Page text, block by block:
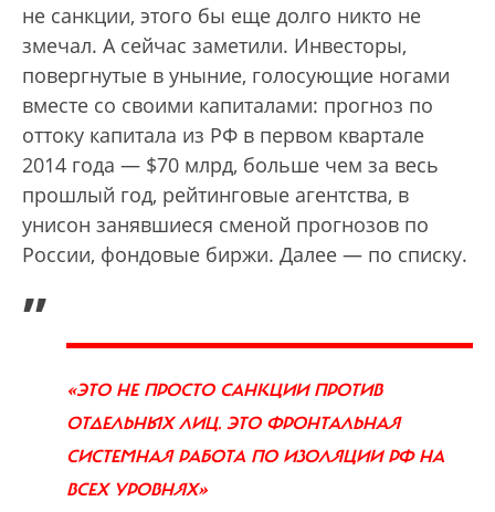
не санкции, этого бы еще долго никто не
змечал. А сейчас заметили. Инвесторы,
повергнутые в уныние, голосующие ногами
вместе со своими капиталами: прогноз по
оттоку капитала из РФ в первом квартале
2014 года — $70 млрд, больше чем за весь
прошлый год, рейтинговые агентства, в
унисон занявшиеся сменой прогнозов по
России, фондовые биржи. Далее — по списку.
„
«ЭТО НЕ ПРОСТО САНКЦИИ ПРОТИВ
ОТДЕЛЬНЫХ ЛИЦ. ЭТО ФРОНТАЛЬНАЯ
СИСТЕМНАЯ РАБОТА ПО ИЗОЛЯЦИИ РФ НА
ВСЕХ УРОВНЯХ»